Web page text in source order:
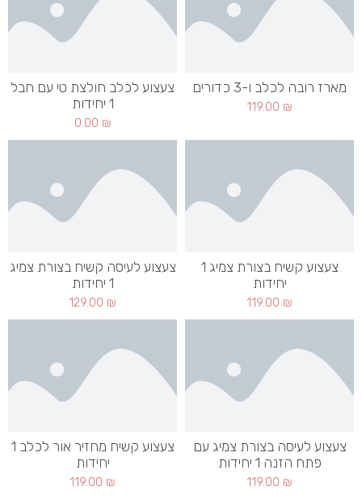
מארז רובה לכלב ו-3 כדורים
119.00 ₪
צעצוע לכלב חולצת טי עם חבל
1 יחידות
0.00 ₪
צעצוע קשיח בצורת צמיג 1
יחידות
119.00 ₪
צעצוע לעיסה קשיח בצורת צמיג
1 יחידות
129.00 ₪
צעצוע לעיסה בצורת צמיג עם
פתח הזנה 1 יחידות
119.00 ₪
צעצוע קשיח מחזיר אור לכלב 1
יחידות
119.00 ₪